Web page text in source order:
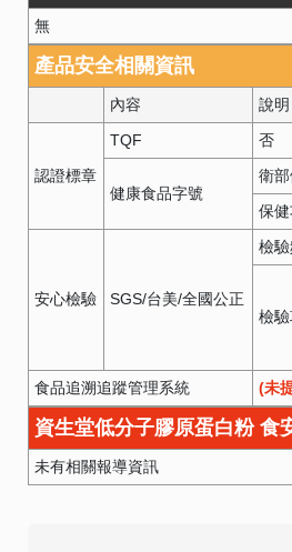
無
產品安全相關資訊
內容 說明
認證標章
TQF 否
健康食品字號
衛
保
安心檢驗 SGS/台美/全國公正
檢
檢驗
食品追溯追蹤管理系統
(未
資生堂低分子膠原蛋白粉 食
未有相關報導資訊